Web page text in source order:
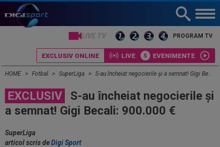
LIVE TV PROGRAM TV
EXCLUSIV ONLINE LIVE EVENIMENTE
HOME Fotbal SuperLiga S-au încheiat negocierile și a semnat! Gigi Becali: 900.000 €
EXCLUSIV
S-au încheiat negocierile și
a semnat! Gigi Becali: 900.000 €
SuperLiga
articol scris deDigi Sport